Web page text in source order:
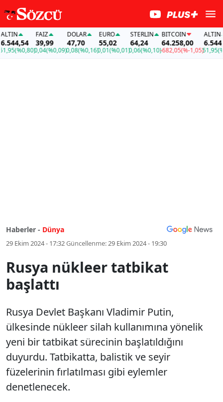
(%0,80)
FAİZ
39,99
0,04(%0,09)
DOLAR
47,70
0,08(%0,16)
EURO
55,02
0,01(%0,01)
STERLIN
64,24
0,06(%0,10)
BITCOIN
64.258,00
-682,05(%-1,05)
ALTIN
6.544,54
51,95
Haberler - Dünya
29 Ekim 2024 - 17:32Güncellenme:29 Ekim 2024 - 19:30
Rusya nükleer tatbikat
başlattı
Rusya Devlet Başkanı Vladimir Putin,
ülkesinde nükleer silah kullanımına yönelik
yeni bir tatbikat sürecinin başlatıldığını
duyurdu. Tatbikatta, balistik ve seyir
füzelerinin fırlatılması gibi eylemler
denetlenecek.